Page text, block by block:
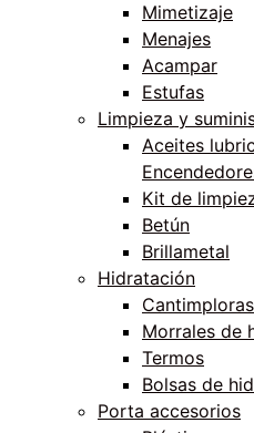
Mimetizaje
Menajes
Acampar
Estufas
Limpieza y
Aceites
Kit de
Betún
Brillametal
Hidratación
Cantimploras
Morrales de
Termos
Bolsas de
Porta accesorios